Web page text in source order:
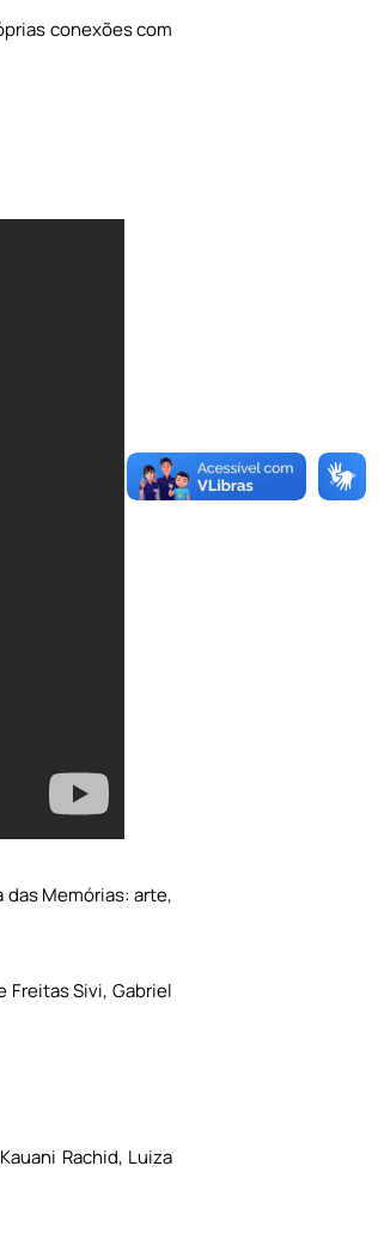
conexões com
das Memórias: arte,
Freitas Sivi, Gabriel
Rachid, Luiza